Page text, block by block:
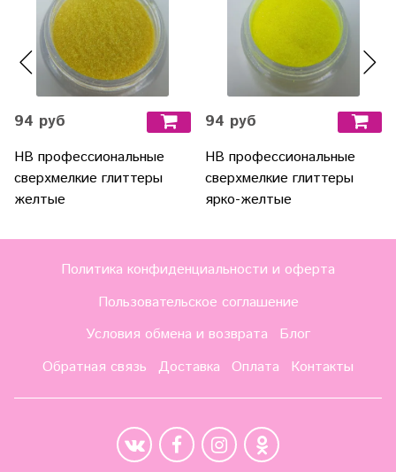
94 руб
HB профессиональные
сверхмелкие глиттеры
желтые
94 руб
HB профессиональные
сверхмелкие глиттеры
ярко-желтые
Политика конфиденциальности и оферта
Пользовательское соглашение
Условия обмена и возврата
Блог
Обратная связь
Доставка Оплата Контакты